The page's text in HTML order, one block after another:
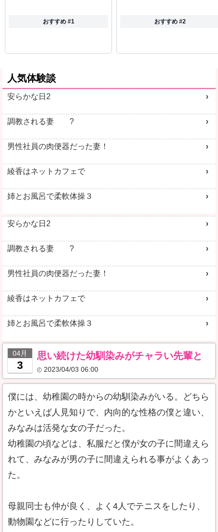
おすすめ #1 おすすめ #2
人気体験談
安らかな日2
調教される妻 ?
男性社員の肉便器だった妻！
綾香はネットカフェで
姉とお風呂で柔軟体操３
安らかな日2
調教される妻 ?
男性社員の肉便器だった妻！
綾香はネットカフェで
姉とお風呂で柔軟体操３
04月
3
思い続けた幼馴染みがチャラい先輩と
2023/04/03 06:00
僕には、幼稚園の時からの幼馴染みがいる。どちら
かといえば人見知りで、内向的な性格の僕と違い、
みなみは活発な女の子だった。
幼稚園の頃などは、私服だと僕が女の子に間違えら
れて、みなみが男の子に間違えられる事がよくあっ
た。
母親同士も仲が良く、よく4人でテニスをしたり、
動物園などに行ったりしていた。